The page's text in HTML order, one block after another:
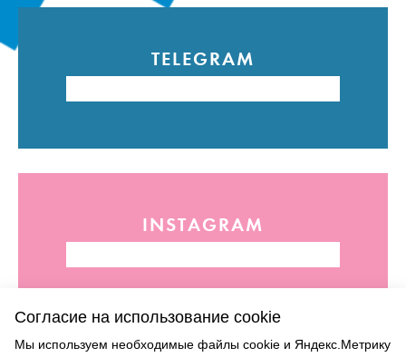
TELEGRAM
INSTAGRAM
Согласие на использование cookie
Мы используем необходимые файлы cookie и Яндекс.Метрику